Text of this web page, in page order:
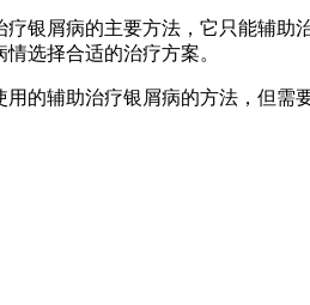
银屑病的主要方法，它只能辅
选择合适的治疗方案。
的辅助治疗银屑病的方法，但需